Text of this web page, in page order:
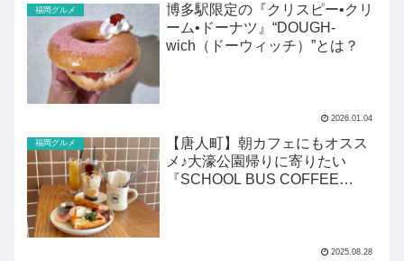
福岡グルメ
博多駅限定の『クリスピー•クリ
ーム•ドーナツ』“DOUGH-
wich（ドーウィッチ）”とは？
2026.01.04
福岡グルメ
【唐人町】朝カフェにもオスス
メ♪大濠公園帰りに寄りたい
『SCHOOL BUS COFFEE
2025.08.28